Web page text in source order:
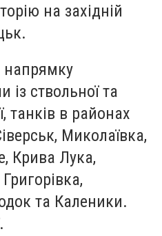
на західній
напрямку
із ствольної та
танків в районах
Миколаївка,
Крива Лука,
та Каленики.